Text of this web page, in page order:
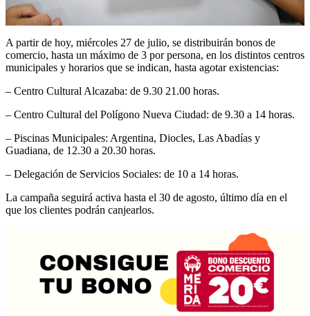
A partir de hoy, miércoles 27 de julio, se distribuirán bonos de
comercio, hasta un máximo de 3 por persona, en los distintos centros
municipales y horarios que se indican, hasta agotar existencias:
– Centro Cultural Alcazaba: de 9.30 21.00 horas.
– Centro Cultural del Polígono Nueva Ciudad: de 9.30 a 14 horas.
– Piscinas Municipales: Argentina, Diocles, Las Abadías y
Guadiana, de 12.30 a 20.30 horas.
– Delegación de Servicios Sociales: de 10 a 14 horas.
La campaña seguirá activa hasta el 30 de agosto, último día en el
que los clientes podrán canjearlos.